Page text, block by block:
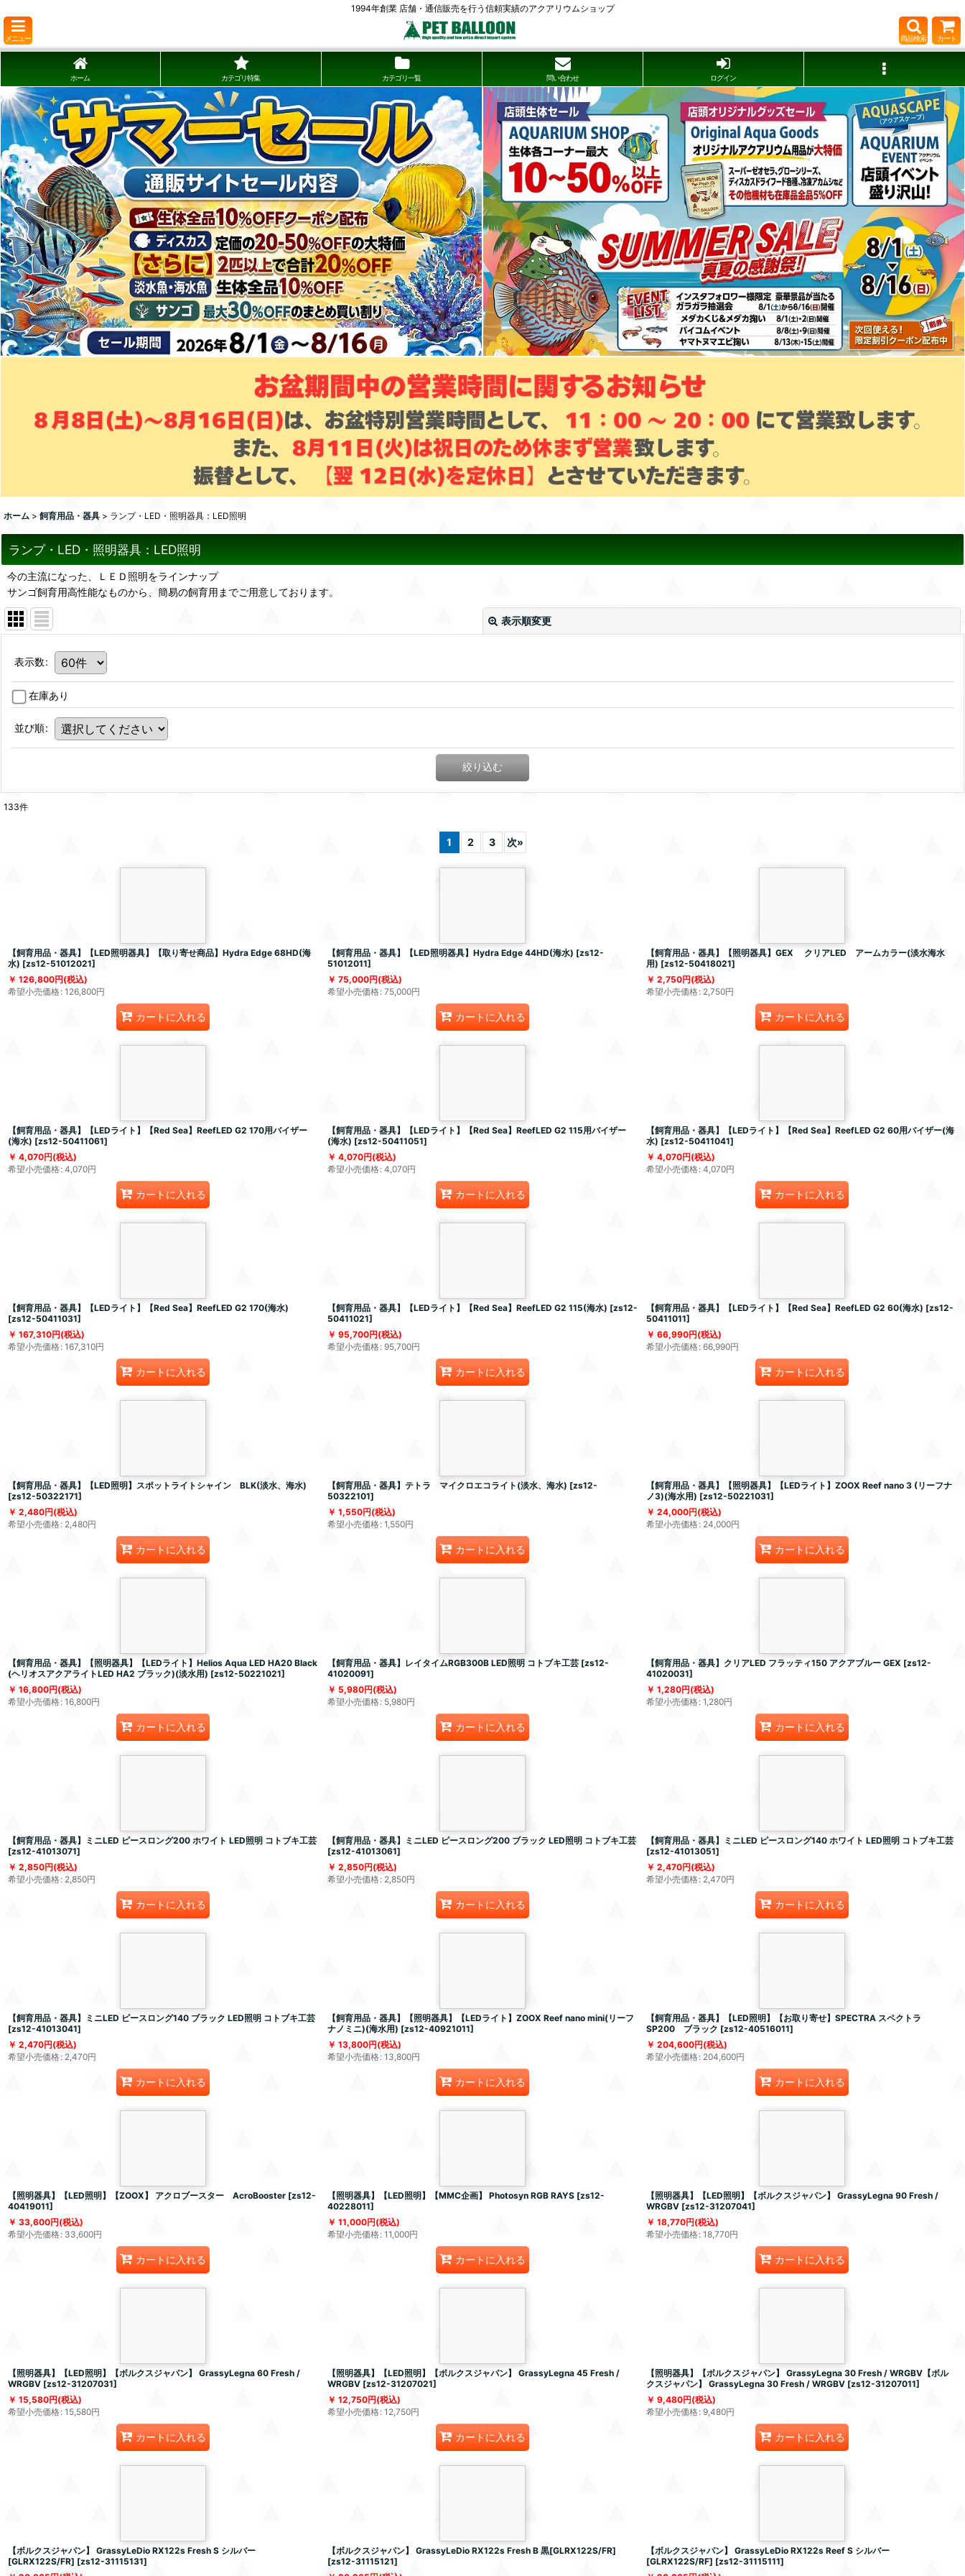
1994年創業 店舗・通信販売を行う信頼実績のアクアリウムショップ
メニュー 商品検索 カート
ホーム カテゴリ特集 カテゴリ一覧 問い合わせ ログイン
ホーム > 飼育用品・器具 > ランプ・LED・照明器具：LED照明
ランプ・LED・照明器具：LED照明
今の主流になった、ＬＥＤ照明をラインナップ
サンゴ飼育用高性能なものから、簡易の飼育用までご用意しております。
表示順変更
表示数:
在庫あり
並び順:
絞り込む
133件
1 2 3 次»
【飼育用品・器具】【LED照明器具】【取り寄せ商品】Hydra Edge 68HD(海
水) [zs12-51012021]
126,800円(税込)
希望小売価格: 126,800円
カートに入れる
【飼育用品・器具】【LED照明器具】Hydra Edge 44HD(海水) [zs12-
51012011]
75,000円(税込)
希望小売価格: 75,000円
カートに入れる
【飼育用品・器具】【照明器具】GEX クリアLED アームカラー(淡水海水
用) [zs12-50418021]
2,750円(税込)
希望小売価格: 2,750円
カートに入れる
【飼育用品・器具】【LEDライト】【Red Sea】ReefLED G2 170用バイザー
(海水) [zs12-50411061]
4,070円(税込)
希望小売価格: 4,070円
カートに入れる
【飼育用品・器具】【LEDライト】【Red Sea】ReefLED G2 115用バイザー
(海水) [zs12-50411051]
4,070円(税込)
希望小売価格: 4,070円
カートに入れる
【飼育用品・器具】【LEDライト】【Red Sea】ReefLED G2 60用バイザー(海
水) [zs12-50411041]
4,070円(税込)
希望小売価格: 4,070円
カートに入れる
【飼育用品・器具】【LEDライト】【Red Sea】ReefLED G2 170(海水)
[zs12-50411031]
167,310円(税込)
希望小売価格: 167,310円
カートに入れる
【飼育用品・器具】【LEDライト】【Red Sea】ReefLED G2 115(海水) [zs12-
50411021]
95,700円(税込)
希望小売価格: 95,700円
カートに入れる
【飼育用品・器具】【LEDライト】【Red Sea】ReefLED G2 60(海水) [zs12-
50411011]
66,990円(税込)
希望小売価格: 66,990円
カートに入れる
【飼育用品・器具】【LED照明】スポットライトシャイン BLK(淡水、海水)
[zs12-50322171]
2,480円(税込)
希望小売価格: 2,480円
カートに入れる
【飼育用品・器具】テトラ マイクロエコライト(淡水、海水) [zs12-
50322101]
1,550円(税込)
希望小売価格: 1,550円
カートに入れる
【飼育用品・器具】【照明器具】【LEDライト】ZOOX Reef nano 3 (リーフナ
ノ3)(海水用) [zs12-50221031]
24,000円(税込)
希望小売価格: 24,000円
カートに入れる
【飼育用品・器具】【照明器具】【LEDライト】Helios Aqua LED HA20 Black
(ヘリオスアクアライトLED HA2 ブラック)(淡水用) [zs12-50221021]
16,800円(税込)
希望小売価格: 16,800円
カートに入れる
【飼育用品・器具】レイタイムRGB300B LED照明 コトブキ工芸 [zs12-
41020091]
5,980円(税込)
希望小売価格: 5,980円
カートに入れる
【飼育用品・器具】クリアLED フラッティ150 アクアブルー GEX [zs12-
41020031]
1,280円(税込)
希望小売価格: 1,280円
カートに入れる
【飼育用品・器具】ミニLED ピースロング200 ホワイト LED照明 コトブキ工芸
[zs12-41013071]
2,850円(税込)
希望小売価格: 2,850円
カートに入れる
【飼育用品・器具】ミニLED ピースロング200 ブラック LED照明 コトブキ工芸
[zs12-41013061]
2,850円(税込)
希望小売価格: 2,850円
カートに入れる
【飼育用品・器具】ミニLED ピースロング140 ホワイト LED照明 コトブキ工芸
[zs12-41013051]
2,470円(税込)
希望小売価格: 2,470円
カートに入れる
【飼育用品・器具】ミニLED ピースロング140 ブラック LED照明 コトブキ工芸
[zs12-41013041]
2,470円(税込)
希望小売価格: 2,470円
カートに入れる
【飼育用品・器具】【照明器具】【LEDライト】ZOOX Reef nano mini(リーフ
ナノミニ)(海水用) [zs12-40921011]
13,800円(税込)
希望小売価格: 13,800円
カートに入れる
【飼育用品・器具】【LED照明】【お取り寄せ】SPECTRA スペクトラ
SP200 ブラック [zs12-40516011]
204,600円(税込)
希望小売価格: 204,600円
カートに入れる
【照明器具】【LED照明】【ZOOX】 アクロブースター AcroBooster [zs12-
40419011]
33,600円(税込)
希望小売価格: 33,600円
カートに入れる
【照明器具】【LED照明】【MMC企画】 Photosyn RGB RAYS [zs12-
40228011]
11,000円(税込)
希望小売価格: 11,000円
カートに入れる
【照明器具】【LED照明】【ボルクスジャパン】 GrassyLegna 90 Fresh /
WRGBV [zs12-31207041]
18,770円(税込)
希望小売価格: 18,770円
カートに入れる
【照明器具】【LED照明】【ボルクスジャパン】 GrassyLegna 60 Fresh /
WRGBV [zs12-31207031]
15,580円(税込)
希望小売価格: 15,580円
カートに入れる
【照明器具】【LED照明】【ボルクスジャパン】 GrassyLegna 45 Fresh /
WRGBV [zs12-31207021]
12,750円(税込)
希望小売価格: 12,750円
カートに入れる
【照明器具】【ボルクスジャパン】 GrassyLegna 30 Fresh / WRGBV【ボル
クスジャパン】 GrassyLegna 30 Fresh / WRGBV [zs12-31207011]
9,480円(税込)
希望小売価格: 9,480円
カートに入れる
【ボルクスジャパン】 GrassyLeDio RX122s Fresh S シルバー
[GLRX122S/FR] [zs12-31115131]
【ボルクスジャパン】 GrassyLeDio RX122s Fresh B 黒[GLRX122S/FR]
[zs12-31115121]
【ボルクスジャパン】 GrassyLeDio RX122s Reef S シルバー
[GLRX122S/RF] [zs12-31115111]